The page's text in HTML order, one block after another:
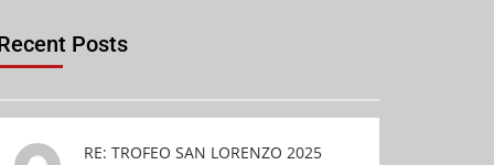
Posts
RE: TROFEO SAN LORENZO 2025